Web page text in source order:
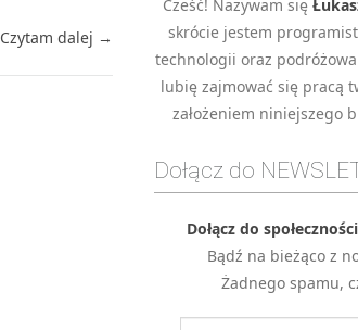
Czytam dalej →
Cześć! Nazywam się
skrócie jestem
technologii oraz
lubię zajmować się pracą
założeniem niniejszego
Dołącz do
Dołącz do
Bądź na bieżąco z
Żadnego spamu,